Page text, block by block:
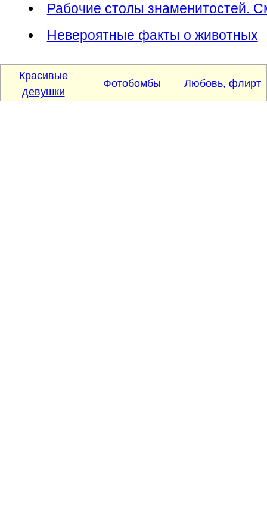
Рабочие столы знаменитостей.
Невероятные факты о животных
Красивые
девушки
Фотобомбы Любовь, флирт